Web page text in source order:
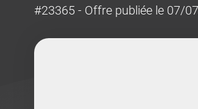
#23365 - Offre publiée le 07/